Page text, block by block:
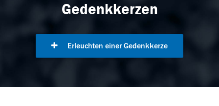
Gedenkkerzen
Erleuchten einer Gedenkkerze